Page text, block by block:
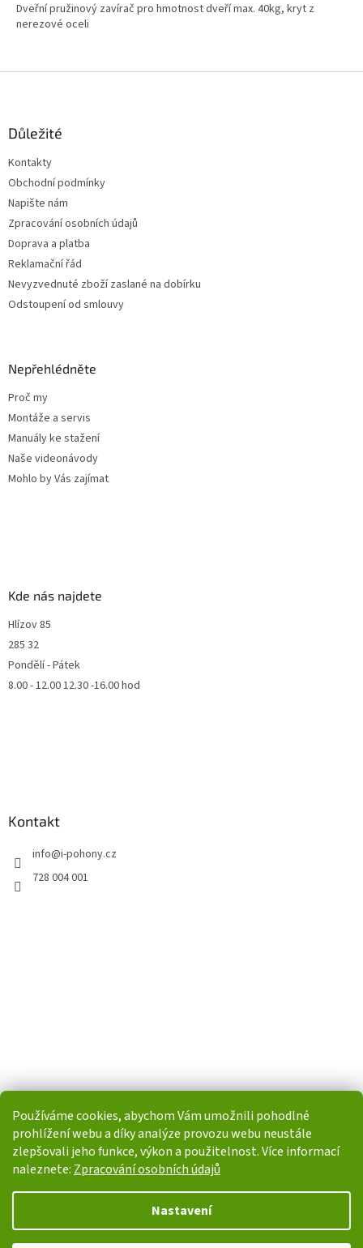
Používáme cookies, abychom Vám umožnili pohodlné
prohlížení webu a díky analýze provozu webu neustále
zlepšovali jeho funkce, výkon a použitelnost. Více informací
naleznete: Zpracování osobních údajů
Nastavení
Dveřní pružinový zavírač pro hmotnost dveří max. 40kg, kryt z
nerezové oceli
Důležité
Kontakty
Obchodní podmínky
Napište nám
Zpracování osobních údajů
Doprava a platba
Reklamační řád
Nevyzvednuté zboží zaslané na dobírku
Odstoupení od smlouvy
Nepřehlédněte
Proč my
Montáže a servis
Manuály ke stažení
Naše videonávody
Mohlo by Vás zajímat
Kde nás najdete
Hlízov 85
285 32
Pondělí - Pátek
8.00 - 12.00 12.30 -16.00 hod
Kontakt
info@i-pohony.cz
728 004 001